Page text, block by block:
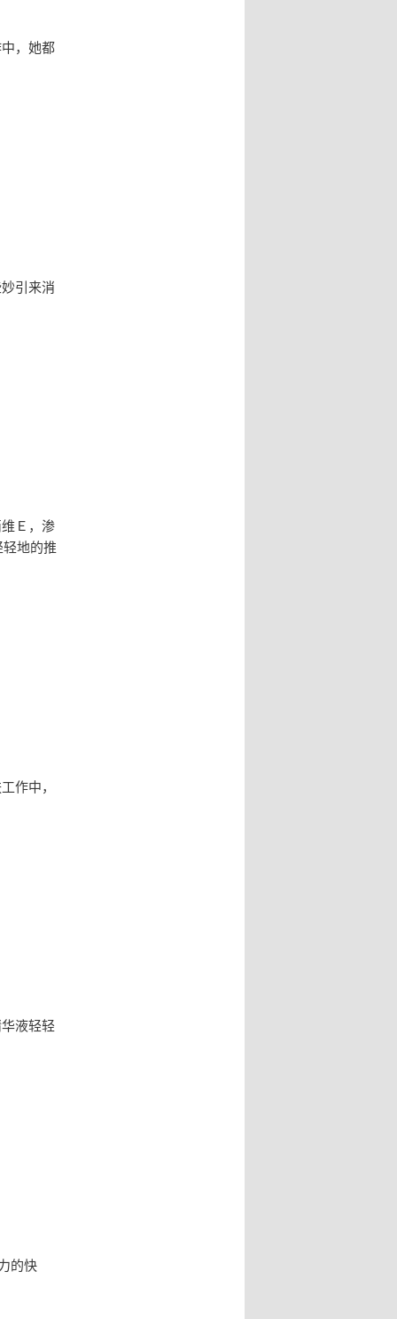
，她都
引来消
Ｅ，渗
地的推
作中，
液轻轻
的快